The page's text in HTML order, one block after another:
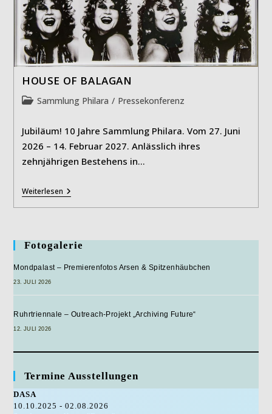
HOUSE OF BALAGAN
Beitrags-
Sammlung Philara / Pressekonferenz
Jubiläum! 10 Jahre Sammlung Philara. Vom 27. Juni
2026 – 14. Februar 2027. Anlässlich ihres
zehnjährigen Bestehens in…
WeiterlesenHOUSE
OF
BALAGAN
Fotogalerie
Mondpalast – Premierenfotos Arsen & Spitzenhäubchen
23. JULI 2026
Ruhrtriennale – Outreach-Projekt „Archiving Future“
12. JULI 2026
Termine Ausstellungen
DASA
10.10.2025 - 02.08.2026